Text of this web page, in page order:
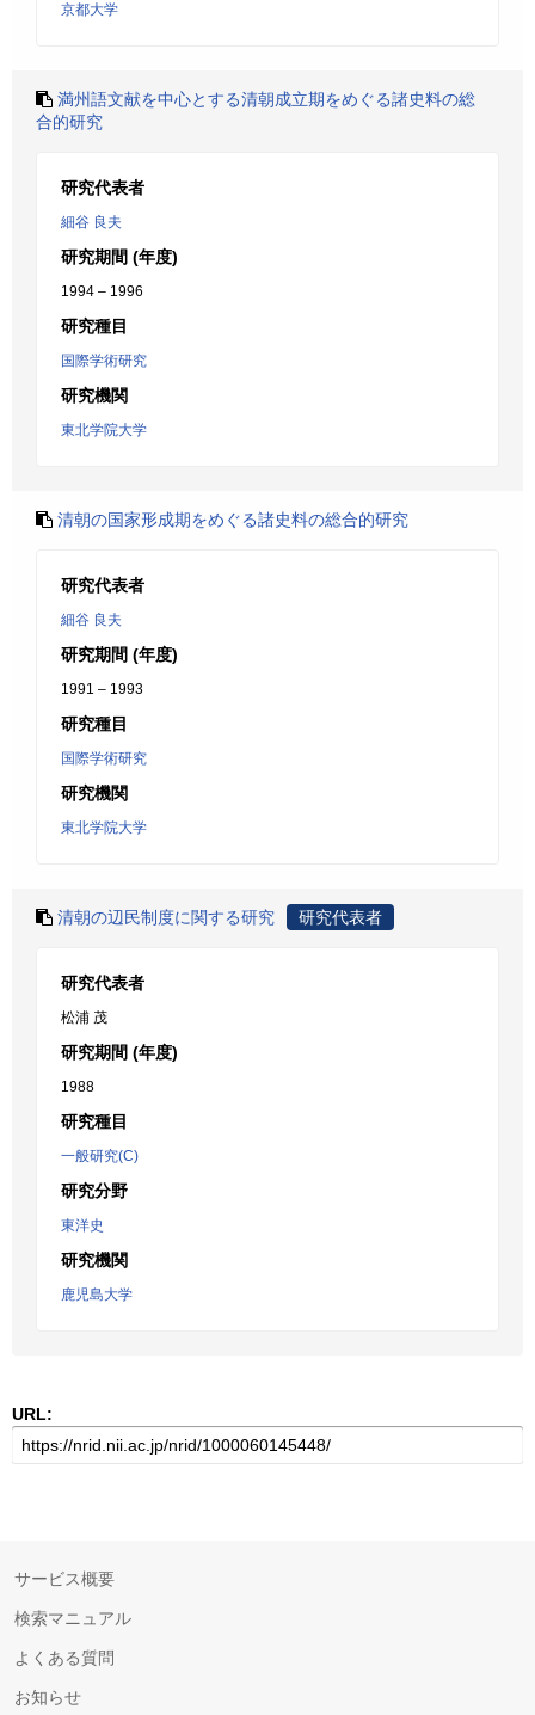
京都大学
満州語文献を中心とする清朝成立期をめぐる諸史料の総
合的研究
研究代表者
細谷 良夫
研究期間 (年度)
1994 – 1996
研究種目
国際学術研究
研究機関
東北学院大学
清朝の国家形成期をめぐる諸史料の総合的研究
研究代表者
細谷 良夫
研究期間 (年度)
1991 – 1993
研究種目
国際学術研究
研究機関
東北学院大学
清朝の辺民制度に関する研究 研究代表者
研究代表者
松浦 茂
研究期間 (年度)
1988
研究種目
一般研究(C)
研究分野
東洋史
研究機関
鹿児島大学
URL:
サービス概要
検索マニュアル
よくある質問
お知らせ